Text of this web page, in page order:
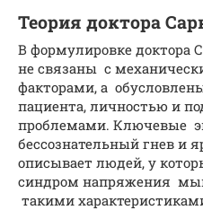
Теория доктора
В формулировке доктора
не связаны с
факторами, а
пациента, личностью и
проблемами. Ключевые
бессознательный гнев и
описывает людей, у
синдром напряжения
такими